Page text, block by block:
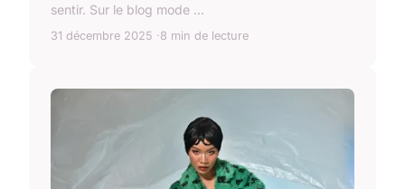
sentir. Sur le blog mode ...
31 décembre 2025 8 min de lecture